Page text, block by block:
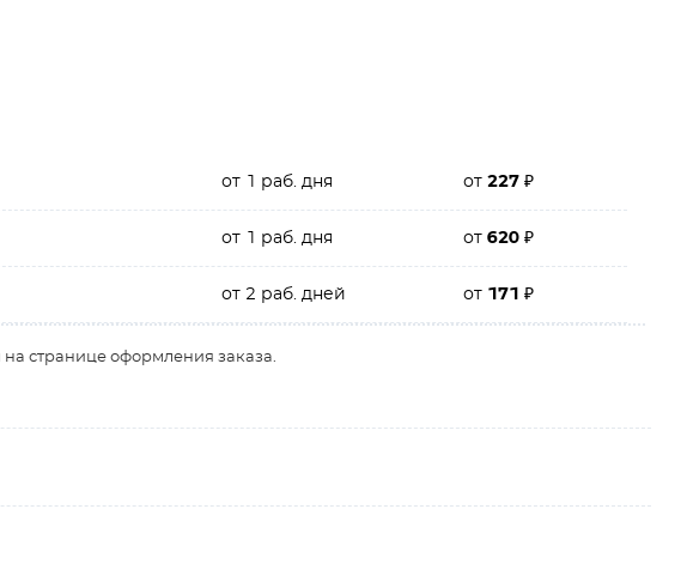
от 1 раб. дня от227₽
от 1 раб. дня от620₽
от 2 раб. дней от 171₽
на странице оформления заказа.